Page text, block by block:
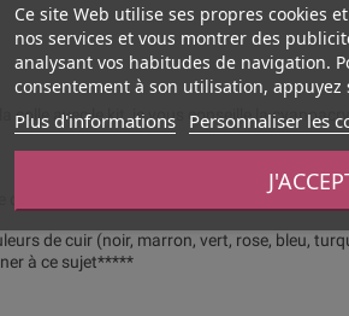
colle avec le kit, je vous conseille la
de montage (très simple).
de cuir (noir, marron, vert, rose, bleu,
à ce sujet*****
Ce site Web utilise ses propres cookies
nos services et vous montrer des
analysant vos habitudes de navigation.
consentement à son utilisation, appuyez
Plus d'informations Personnaliser les